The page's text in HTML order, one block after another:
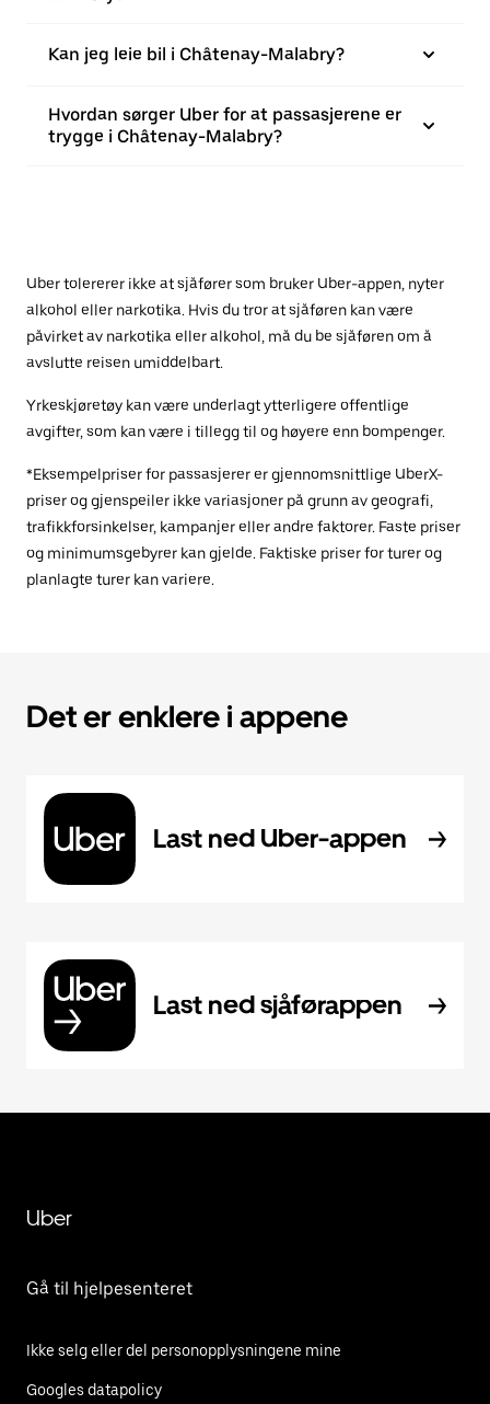
Kan jeg leie bil i Châtenay-Malabry?
Hvordan sørger Uber for at passasjerene er
trygge i Châtenay-Malabry?
Uber tolererer ikke at sjåfører som bruker Uber-appen, nyter
alkohol eller narkotika. Hvis du tror at sjåføren kan være
påvirket av narkotika eller alkohol, må du be sjåføren om å
avslutte reisen umiddelbart.
Yrkeskjøretøy kan være underlagt ytterligere offentlige
avgifter, som kan være i tillegg til og høyere enn bompenger.
*Eksempelpriser for passasjerer er gjennomsnittlige UberX-
priser og gjenspeiler ikke variasjoner på grunn av geografi,
trafikkforsinkelser, kampanjer eller andre faktorer. Faste priser
og minimumsgebyrer kan gjelde. Faktiske priser for turer og
planlagte turer kan variere.
Det er enklere i appene
Last ned Uber-appen
Last ned sjåførappen
Uber
Gå til hjelpesenteret
Ikke selg eller del personopplysningene mine
Googles datapolicy